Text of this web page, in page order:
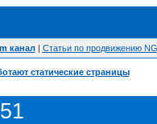
канал| Статьи по продвижению
статические страницы